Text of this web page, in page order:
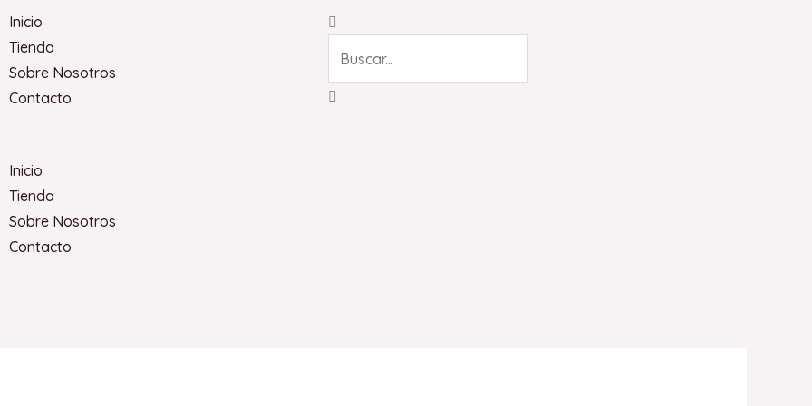
Inicio
Tienda
Sobre Nosotros
Contacto
Inicio
Tienda
Sobre Nosotros
Contacto
Search